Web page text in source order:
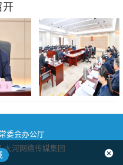
开
委会办公厅
大河网络传媒集团